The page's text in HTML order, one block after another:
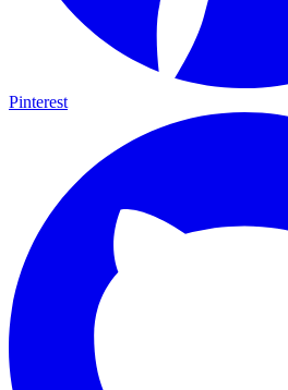
Pinterest